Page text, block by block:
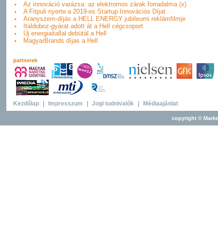
Az innováció varázsa: az elektromos zárak forradalma (x)
A Fitpuli nyerte a 2019-es Startup Innovációs Díjat
Aranyszem-díjás a HELL ENERGY jubileumi reklámfilmje
Italdoboz-gyárat adott át a Hell cégcsoport
Új energiaitallal debütál a Hell
MagyarBrands díjas a Hell
partnerek
Kezdőlap Impresszum Jogi tudnivalók Médiaajánlat
copyright ©